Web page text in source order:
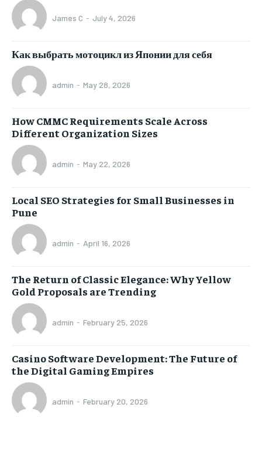
James C - July 4, 2026
Как выбрать мотоцикл из Японии для себя
admin - May 28, 2026
How CMMC Requirements Scale Across
Different Organization Sizes
admin - May 22, 2026
Local SEO Strategies for Small Businesses in
Pune
admin - April 16, 2026
The Return of Classic Elegance: Why Yellow
Gold Proposals are Trending
admin - February 25, 2026
Casino Software Development: The Future of
the Digital Gaming Empires
admin - February 20, 2026